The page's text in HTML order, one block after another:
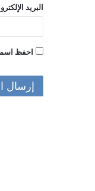
البريد
احفظ